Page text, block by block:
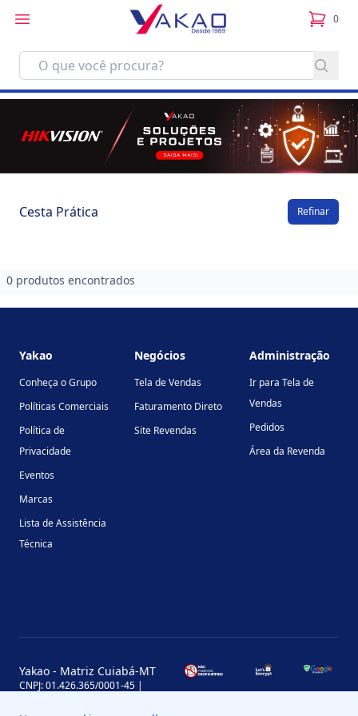
0
itens
Cesta Prática Refinar
0 produtos encontrados
Yakao
Conheça o Grupo
Políticas Comerciais
Política de
Privacidade
Eventos
Marcas
Lista de Assistência
Técnica
Negócios
Tela de Vendas
Faturamento Direto
Site Revendas
Administração
Ir para Tela de
Vendas
Pedidos
Área da Revenda
Yakao - Matriz Cuiabá-MT
CNPJ: 01.426.365/0001-45 |